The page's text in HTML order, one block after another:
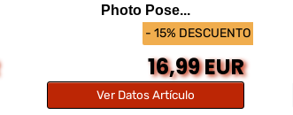
- 15% DESCUENTO
Photo Pose...
16,99 EUR
Ver Datos Artículo